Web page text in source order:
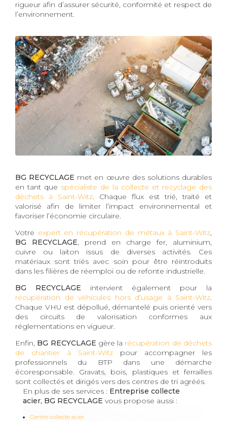
rigueur afin d’assurer sécurité, conformité et respect de
l’environnement.
BG RECYCLAGE met en œuvre des solutions durables
en tant que spécialiste de la collecte et recyclage des
déchets à Saint-Witz. Chaque flux est trié, traité et
valorisé afin de limiter l’impact environnemental et
favoriser l’économie circulaire.
Votre expert en récupération de métaux à Saint-Witz,
BG RECYCLAGE, prend en charge fer, aluminium,
cuivre ou laiton issus de diverses activités. Ces
matériaux sont triés avec soin pour être réintroduits
dans les filières de réemploi ou de refonte industrielle.
BG RECYCLAGE intervient également pour la
récupération de véhicules hors d’usage à Saint-Witz.
Chaque VHU est dépollué, démantelé puis orienté vers
des circuits de valorisation conformes aux
réglementations en vigueur.
Enfin, BG RECYCLAGE gère la récupération de déchets
de chantier à Saint-Witz pour accompagner les
professionnels du BTP dans une démarche
écoresponsable. Gravats, bois, plastiques et ferrailles
sont collectés et dirigés vers des centres de tri agréés.
En plus de ses services : Entreprise collecte
acier, BG RECYCLAGE vous propose aussi :
Centre collecte acier